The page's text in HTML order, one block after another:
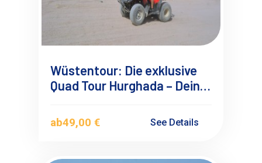
Wüstentour: Die exklusive
Quad Tour Hurghada – Dein
ab49,00 € See Details